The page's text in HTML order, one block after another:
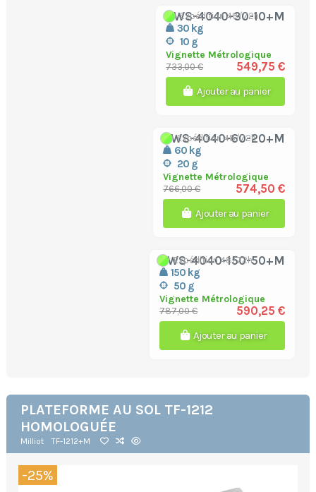
BWS-4040-30-10+M
30 kg
10 g
Vignette Métrologique
Expédition 48/72h
733,00 € 549,75 €
Ajouter au panier
BWS-4040-60-20+M
60 kg
20 g
Vignette Métrologique
Expédition 48/72h
766,00 € 574,50 €
Ajouter au panier
BWS-4040-150-50+M
150 kg
50 g
Vignette Métrologique
Expédition 48/72h
787,00 € 590,25 €
Ajouter au panier
PLATEFORME AU SOL TF-1212
HOMOLOGUÉE
Milliot TF-1212+M
-25%